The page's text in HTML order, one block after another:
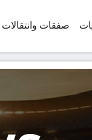
صفقات وانتقالات